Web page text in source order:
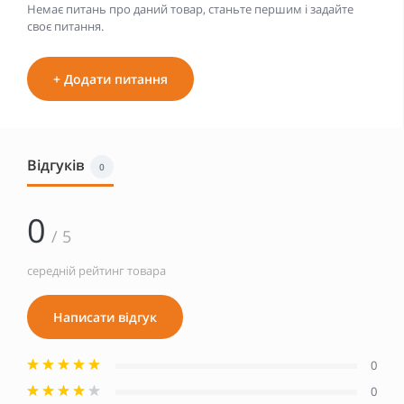
Немає питань про даний товар, станьте першим і задайте
своє питання.
+ Додати питання
Відгуків 0
0 / 5
середній рейтинг товара
Написати відгук
0
0